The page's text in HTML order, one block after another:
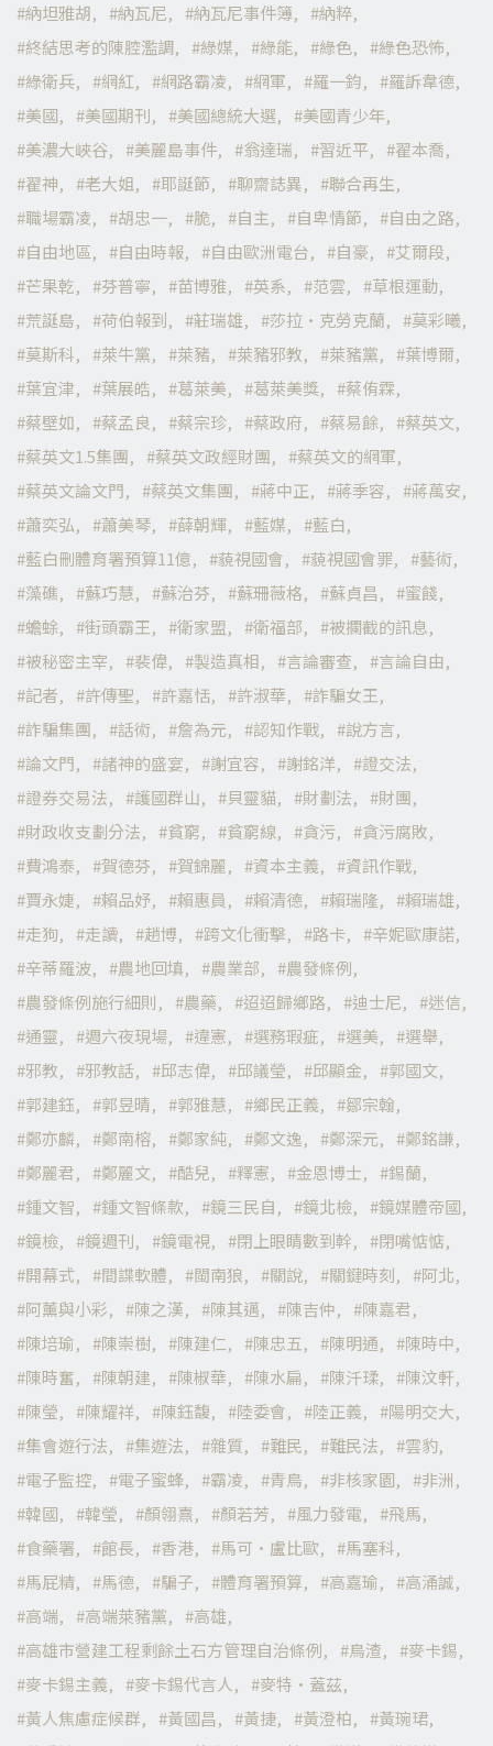
納坦雅胡
納瓦尼 納瓦尼事件簿
納粹
終結思考的陳腔濫調
綠媒 綠能 綠色
綠色恐怖
綠衛兵
網紅 網路霸凌 網軍 羅一鈞
羅訴韋德
美國
美國期刊 美國總統大選
美國青少年
美濃大峽谷
美麗島事件 翁達瑞 習近平
翟本喬
翟神
老大姐 耶誕節 聊齋誌異
聯合再生
職場霸凌
胡忠一 脆 自主 自卑情節
自由之路
自由地區
自由時報 自由歐洲電台 自豪
艾爾段
芒果乾
芬普寧 苗博雅 英系 范雲
草根運動
荒誕島
荷伯報到 莊瑞雄 莎拉·克勞克蘭
莫彩曦
莫斯科
萊牛黨 萊豬 萊豬邪教 萊豬黨
葉博爾
葉宜津
葉展皓 葛萊美 葛萊美獎
蔡侑霖
蔡壁如
蔡孟良 蔡宗珍 蔡政府 蔡易餘
蔡英文
蔡英文1.5集團
蔡英文政經財團
蔡英文的網軍
蔡英文論文門
蔡英文集團 蔣中正 蔣季容
蔣萬安
蕭奕弘
蕭美琴 薛朝輝 藍媒
藍白
藍白刪體育署預算11億
藐視國會 藐視國會罪
藝術
藻礁
蘇巧慧 蘇治芬 蘇珊薇格 蘇貞昌
蜜餞
蟾蜍
街頭霸王 衛家盟 衛福部
被攔截的訊息
被秘密主宰
裴偉 製造真相 言論審查
言論自由
記者
許傳聖 許嘉恬 許淑華
詐騙女王
詐騙集團
話術 詹為元 認知作戰
說方言
論文門
諸神的盛宴 謝宜容 謝銘洋
證交法
證券交易法
護國群山 貝靈貓 財劃法
財團
財政收支劃分法
貧窮 貧窮線 貪污
貪污腐敗
費鴻泰
賀德芬 賀錦麗 資本主義
資訊作戰
賈永婕
賴品妤 賴惠員 賴清德 賴瑞隆
賴瑞雄
走狗
走讀 趙博 跨文化衝擊 路卡
辛妮歐康諾
辛蒂羅波
農地回填 農業部
農發條例
農發條例施行細則
農藥 迢迢歸鄉路 迪士尼
迷信
通靈
週六夜現場 違憲 選務瑕疵 選美
選舉
邪教
邪教話 邱志偉 邱議瑩 邱顯金
郭國文
郭建鈺
郭昱晴 郭雅慧 鄉民正義
鄒宗翰
鄭亦麟
鄭南榕 鄭家純 鄭文逸 鄭深元
鄭銘謙
鄭麗君
鄭麗文 酷兒 釋憲 金恩博士
錫蘭
鍾文智
鍾文智條款 鏡三民自 鏡北檢
鏡媒體帝國
鏡檢
鏡週刊 鏡電視 閉上眼睛數到幹
閉嘴惦惦
開幕式
間諜軟體 閩南狼 關說 關鍵時刻
阿北
阿薰與小彩
陳之漢 陳其邁 陳吉仲
陳嘉君
陳培瑜
陳崇樹 陳建仁 陳忠五 陳明通
陳時中
陳時奮
陳朝建 陳椒華 陳水扁 陳汘瑈
陳汶軒
陳瑩
陳耀祥 陳鈺馥 陸委會 陸正義
陽明交大
集會遊行法
集遊法 雜質 難民 難民法
雲豹
電子監控
電子蜜蜂 霸凌 青鳥 非核家園
非洲
韓國
韓瑩 顏翎熹 顏若芳 風力發電
飛馬
食藥署
館長 香港 馬可·盧比歐
馬塞科
馬屁精
馬德 騙子 體育署預算 高嘉瑜
高涌誠
高端
高端萊豬黨
高雄
高雄市營建工程剩餘土石方管理自治條例
鳥渣
麥卡錫
麥卡錫主義
麥卡錫代言人
麥特·蓋茲
黃人焦慮症候群
黃國昌 黃捷 黃澄柏
黃琬珺